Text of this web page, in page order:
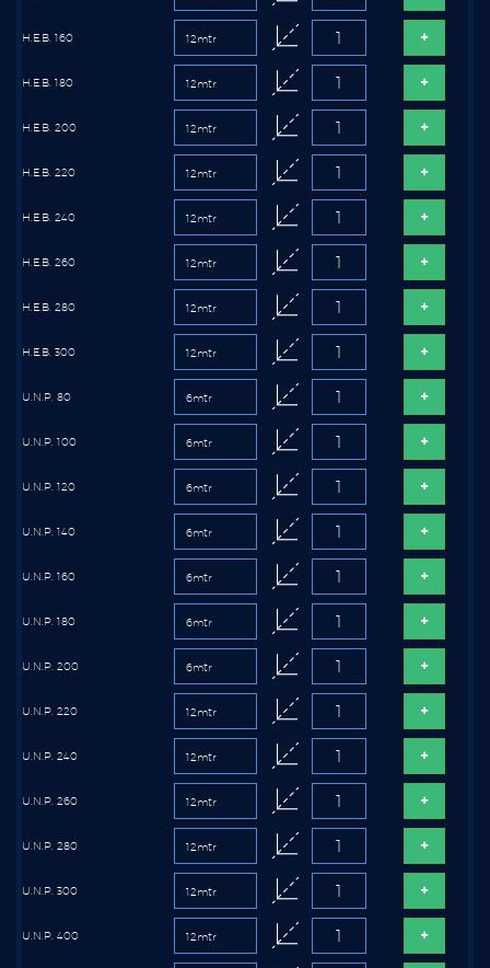
H.E.B. 160
H.E.B. 180
H.E.B. 200
H.E.B. 220
H.E.B. 240
H.E.B. 260
H.E.B. 280
H.E.B. 300
U.N.P. 80
U.N.P. 100
U.N.P. 120
U.N.P. 140
U.N.P. 160
U.N.P. 180
U.N.P. 200
U.N.P. 220
U.N.P. 240
U.N.P. 260
U.N.P. 280
U.N.P. 300
U.N.P. 400